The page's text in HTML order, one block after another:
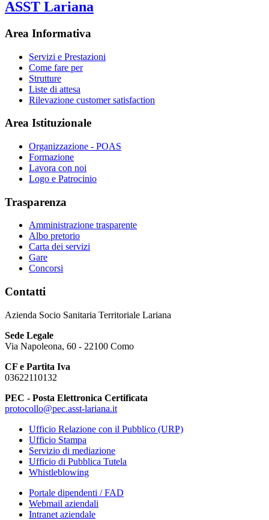
ASST Lariana
Area Informativa
Servizi e Prestazioni
Come fare per
Strutture
Liste di attesa
Rilevazione customer satisfaction
Area Istituzionale
Organizzazione - POAS
Formazione
Lavora con noi
Logo e Patrocinio
Trasparenza
Amministrazione trasparente
Albo pretorio
Carta dei servizi
Gare
Concorsi
Contatti
Azienda Socio Sanitaria Territoriale Lariana
Sede Legale
Via Napoleona, 60 - 22100 Como
CF e Partita Iva
03622110132
PEC - Posta Elettronica Certificata
protocollo@pec.asst-lariana.it
Ufficio Relazione con il Pubblico (URP)
Ufficio Stampa
Servizio di mediazione
Ufficio di Pubblica Tutela
Whistleblowing
Portale dipendenti / FAD
Webmail aziendali
Intranet aziendale